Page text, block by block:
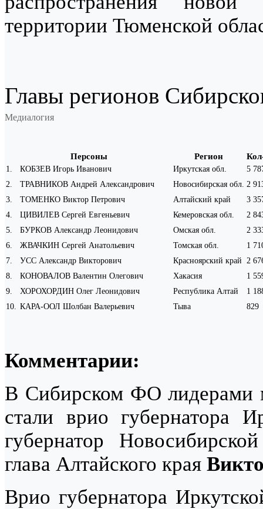
территории Тюменской
Главы регионов
Медиалогия
Персоны Регион
1 КОБЗЕВ Игорь Иванович Иркутская обл.
5
2
ТРАВНИКОВ Андрей Александрович Новосибирская обл. 2
3
ТОМЕНКО Виктор Петрович Алтайский край
3
4
ЦИВИЛЕВ Сергей Евгеньевич Кемеровская обл.
2
5
БУРКОВ Александр Леонидович Омская обл.
2
6
ЖВАЧКИН Сергей Анатольевич Томская обл.
1
7
УСС Александр Викторович Красноярский край
2
8
КОНОВАЛОВ Валентин Олегович Хакасия
1
9
ХОРОХОРДИН Олег Леонидович Республика Алтай
1
10
КАРА-ООЛ Шолбан Валерьевич Тыва 829
Комментарии:
В Сибирском ФО лидерами
стали врио губернатора
губернатор
глава Алтайского края
Врио губернатора